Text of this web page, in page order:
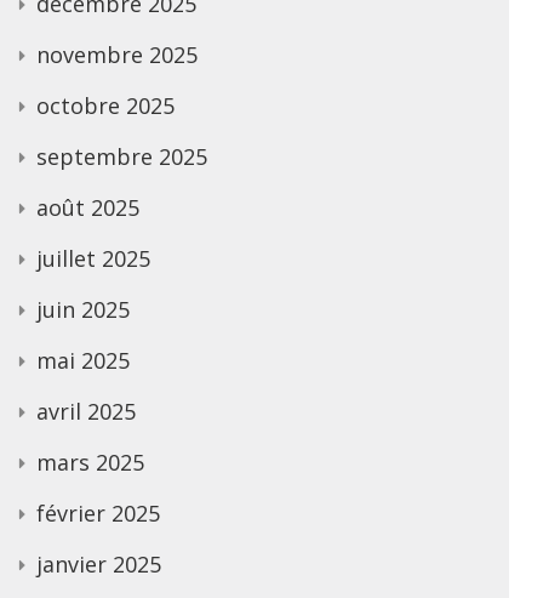
novembre 2025
octobre 2025
septembre 2025
août 2025
juillet 2025
juin 2025
mai 2025
avril 2025
mars 2025
février 2025
janvier 2025